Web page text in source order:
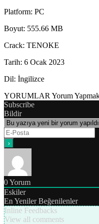
Platform: PC
Boyut: 555.66 MB
Crack: TENOKE
Tarih: 6 Ocak 2023
Dil: İngilizce
YORUMLAR Yorum
Subscribe
Bildir
0Yorum
Eskiler
En Yeniler Beğenilenler
Inline Feedbacks
View all comments